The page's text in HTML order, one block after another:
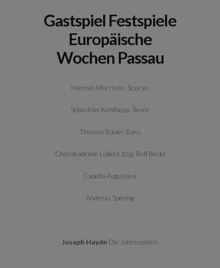
Gastspiel Festspiele
Europäische
Wochen Passau
Hannah Morrison, Sopran
Sebastian Kohlhepp, Tenor
Thomas Bauer, Bass
Chorakademie Lübeck (Ltg: Rolf Beck)
Capella Augustina
Andreas Spering
Joseph Haydn Die Jahreszeiten